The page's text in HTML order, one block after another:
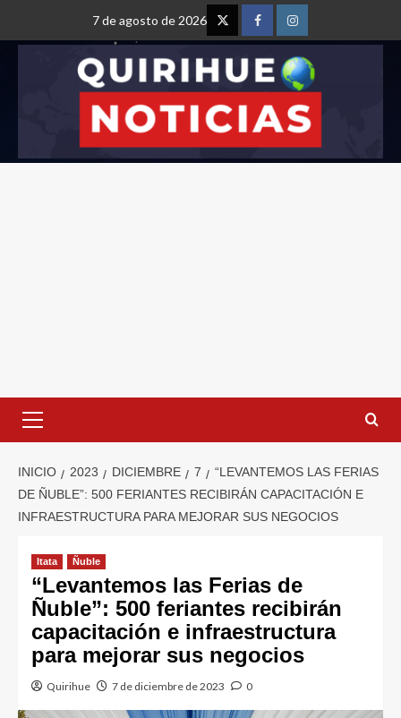
7 de agosto de 2026
INICIO 2023 DICIEMBRE 7
“LEVANTEMOS LAS FERIAS
DE ÑUBLE”: 500 FERIANTES RECIBIRÁN CAPACITACIÓN E
INFRAESTRUCTURA PARA MEJORAR SUS NEGOCIOS
Itata Ñuble
“Levantemos las Ferias de
Ñuble”: 500 feriantes recibirán
capacitación e infraestructura
para mejorar sus negocios
Quirihue 7 de diciembre de 2023 0